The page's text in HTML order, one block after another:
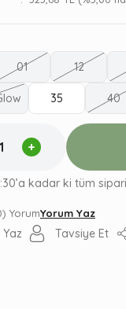
YorumYorum Yaz
01 12
35 40
kadar ki tüm
Tavsiye Et